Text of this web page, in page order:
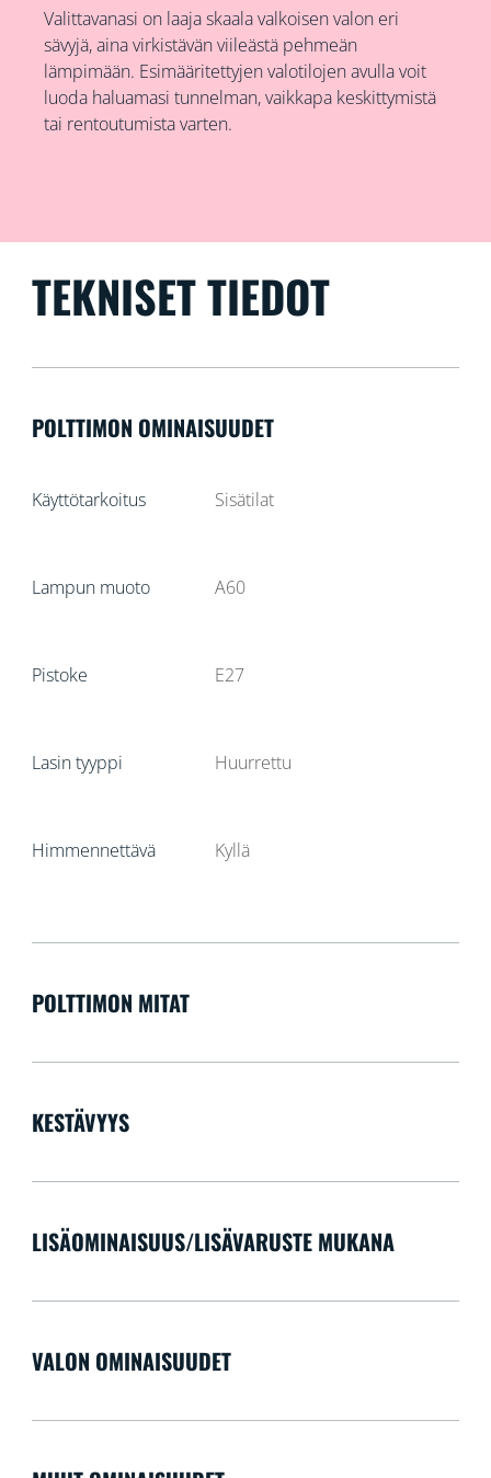
Valittavanasi on laaja skaala valkoisen valon eri
sävyjä, aina virkistävän viileästä pehmeän
lämpimään. Esimääritettyjen valotilojen avulla voit
luoda haluamasi tunnelman, vaikkapa keskittymistä
tai rentoutumista varten.
TEKNISET TIEDOT
POLTTIMON OMINAISUUDET
Käyttötarkoitus Sisätilat
Lampun muoto A60
Pistoke E27
Lasin tyyppi Huurrettu
Himmennettävä Kyllä
POLTTIMON MITAT
KESTÄVYYS
LISÄOMINAISUUS/LISÄVARUSTE MUKANA
VALON OMINAISUUDET